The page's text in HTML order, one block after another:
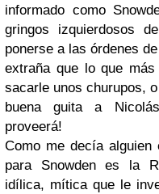
informado como
gringos izquierdosos
ponerse a las órdenes
extraña que lo que
sacarle unos churupos,
buena guita a
proveerá!
Como me decía alguien
para Snowden es la
idílica, mítica que le